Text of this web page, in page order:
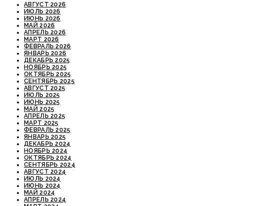
АВГУСТ 2026
ИЮЛЬ 2026
ИЮНЬ 2026
МАЙ 2026
АПРЕЛЬ 2026
МАРТ 2026
ФЕВРАЛЬ 2026
ЯНВАРЬ 2026
ДЕКАБРЬ 2025
НОЯБРЬ 2025
ОКТЯБРЬ 2025
СЕНТЯБРЬ 2025
АВГУСТ 2025
ИЮЛЬ 2025
ИЮНЬ 2025
МАЙ 2025
АПРЕЛЬ 2025
МАРТ 2025
ФЕВРАЛЬ 2025
ЯНВАРЬ 2025
ДЕКАБРЬ 2024
НОЯБРЬ 2024
ОКТЯБРЬ 2024
СЕНТЯБРЬ 2024
АВГУСТ 2024
ИЮЛЬ 2024
ИЮНЬ 2024
МАЙ 2024
АПРЕЛЬ 2024